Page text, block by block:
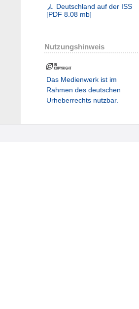
Deutschland auf der ISS
[PDF 8.08 mb]
Nutzungshinweis
Das Medienwerk ist im
Rahmen des deutschen
Urheberrechts nutzbar.